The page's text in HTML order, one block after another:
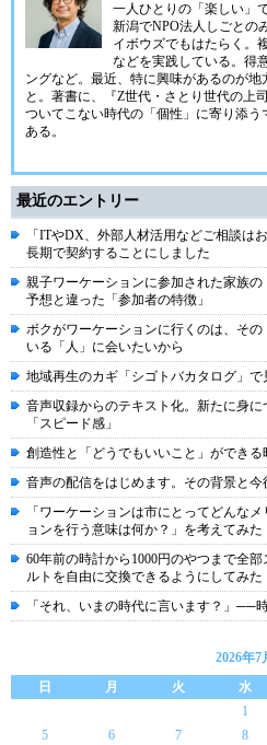
一人ひとりの「楽しい
新潟でNPO法人しごとの
イボウズでもはたらく。
などを実践している。得
ングなど。最近、特に興味があるのが
と。著書に、『Z世代・さとり世代の上
ついてこない時代の「個性」に寄り添
ある。
最近のエントリー
「ITやDX、外部人材活用などご相談は
長期で契約することにしました
親子ワーケーションに参加された家族
予想と違った「参加者の特徴」
ボクがワーケーションに行くのは、そ
いる「人」に会いたいから
地域再生のカギ「シゴトバカタログ」
音声収録からのテキスト化。新たに身
「スピード感」
創造性と「どうでもいいこと」ができる
音声の配信をはじめます。その背景と今
「ワーケーションは市にとってどんな
ョンを行う意味は何か？」を考えてみた
60年前の時計から1000円のやつまで全
ルトを自由に交換できるようにしてみた
「それ、いまの時代に言います？」──
2026年7
日
月 火 水
1
5
6 7 8